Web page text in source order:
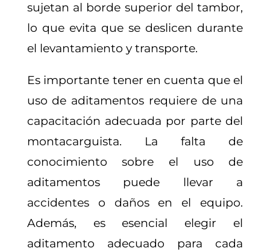
sujetan al borde superior del tambor,
lo que evita que se deslicen durante
el levantamiento y transporte.
Es importante tener en cuenta que el
uso de aditamentos requiere de una
capacitación adecuada por parte del
montacarguista. La falta de
conocimiento sobre el uso de
aditamentos puede llevar a
accidentes o daños en el equipo.
Además, es esencial elegir el
aditamento adecuado para cada